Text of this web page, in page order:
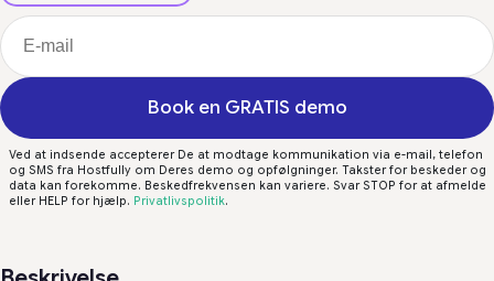
Book en GRATIS demo
Ved at indsende accepterer De at modtage kommunikation via e-mail, telefon
og SMS fra Hostfully om Deres demo og opfølgninger. Takster for beskeder og
data kan forekomme. Beskedfrekvensen kan variere. Svar STOP for at afmelde
eller HELP for hjælp. Privatlivspolitik.